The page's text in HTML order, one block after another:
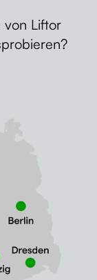
von Liftor